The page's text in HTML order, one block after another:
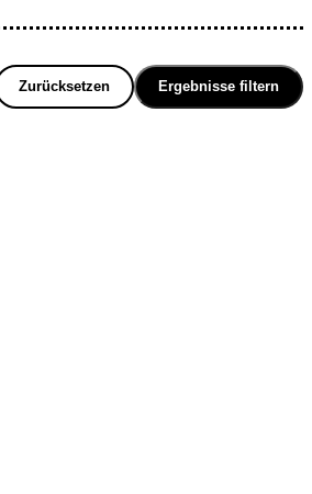
Zurücksetzen Ergebnisse filtern